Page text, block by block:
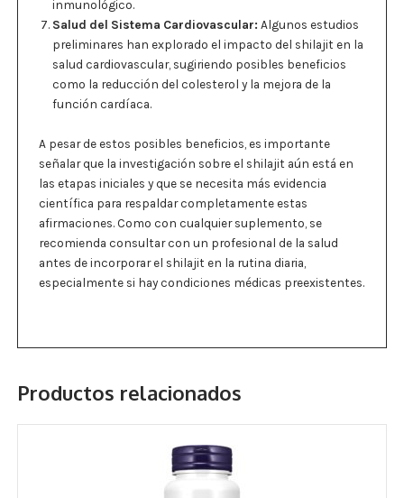
inmunológico.
Salud del Sistema Cardiovascular: Algunos estudios
preliminares han explorado el impacto del shilajit en la
salud cardiovascular, sugiriendo posibles beneficios
como la reducción del colesterol y la mejora de la
función cardíaca.
A pesar de estos posibles beneficios, es importante
señalar que la investigación sobre el shilajit aún está en
las etapas iniciales y que se necesita más evidencia
científica para respaldar completamente estas
afirmaciones. Como con cualquier suplemento, se
recomienda consultar con un profesional de la salud
antes de incorporar el shilajit en la rutina diaria,
especialmente si hay condiciones médicas preexistentes.
Productos relacionados